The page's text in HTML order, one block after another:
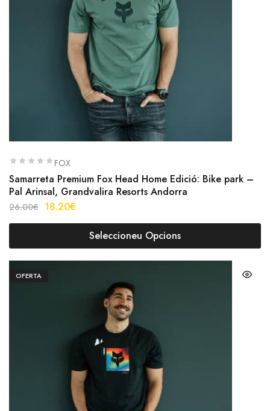
FOX
Samarreta Premium Fox Head Home Edició: Bike park –
Pal Arinsal, Grandvalira Resorts Andorra
26.00€ 18.20€
Seleccioneu Opcions
OFERTA